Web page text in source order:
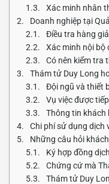
Xác minh nhân
Doanh nghiệp tại Quảng
Điều tra hàng giả,
Xác minh nội bộ
Có nên kiểm tra
Thám tử Duy Long hoạt
Đội ngũ và thiết
Vụ việc được
Thông tin khách
Chi phí sử dụng dịch
Những câu hỏi khách
Ký hợp đồng dịch
Chứng cứ mà Thám tử
Thám tử Duy Long có hỗ